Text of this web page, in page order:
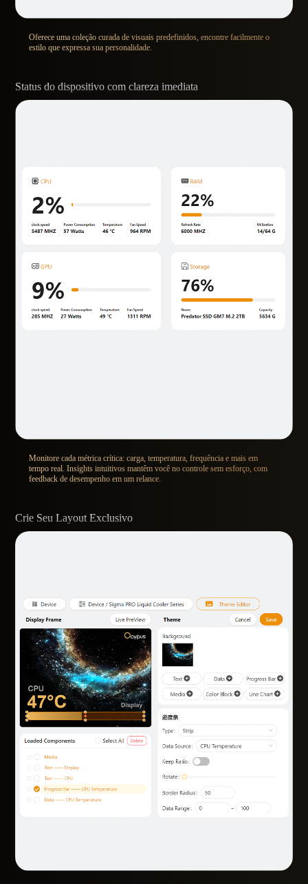
Oferece uma coleção curada de visuais predefinidos, encontre facilmente o
estilo que expressa sua personalidade.
Status do dispositivo com clareza imediata
Monitore cada métrica crítica: carga, temperatura, frequência e mais em
tempo real. Insights intuitivos mantêm você no controle sem esforço, com
feedback de desempenho em um relance.
Crie Seu Layout Exclusivo